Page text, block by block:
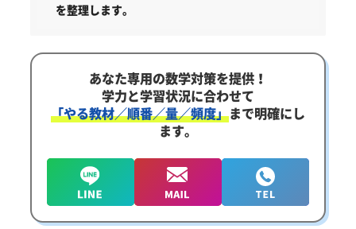
を整理します。
あなた専用の数学対策を提供！
学力と学習状況に合わせて
「やる教材／順番／量／頻度」まで明確にし
ます。